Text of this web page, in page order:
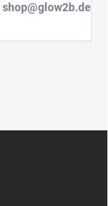
shop@glow2b.de